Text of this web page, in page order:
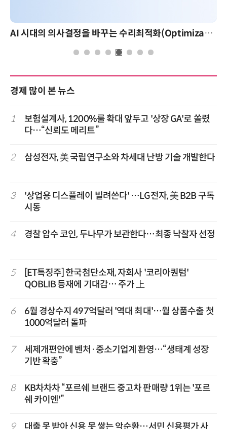
AI 시대의 의사결정을 바꾸는 수리최적화(Optimization): 실제 산업 적용 사례와 활용 전략
경제 많이 본 뉴스
1
보험설계사, 1200%룰 확대 앞두고 '상장 GA'로 쏠렸
다…“신뢰도 메리트”
2 삼성전자, 美 국립연구소와 차세대 난방 기술 개발한다
3
'상업용 디스플레이 빌려쓴다' …LG전자, 美 B2B 구독
시동
4 경찰 압수 코인, 두나무가 보관한다…최종 낙찰자 선정
5
[ET특징주] 한국첨단소재, 자회사 '코리아퀀텀'
QOBLIB 등재에 기대감… 주가 上
6
6월 경상수지 497억달러 '역대 최대'…월 상품수출 첫
1000억달러 돌파
7
세제개편안에 벤처·중소기업계 환영…“생태계 성장
기반 확충”
8
KB차차차 “포르쉐 브랜드 중고차 판매량 1위는 '포르
쉐 카이엔'”
9
대출 못 받아 신용 못 쌓는 악순환…서민 신용평가 사